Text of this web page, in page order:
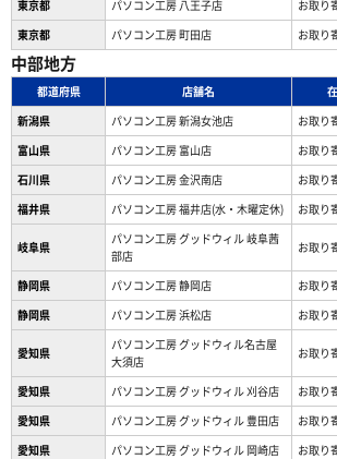
東京都
パソコン工房 八王子店 お取り
東京都
パソコン工房 町田店 お取り
中部地方
都道府県 店舗名
新潟県
パソコン工房 新潟女池店 お取り
富山県
パソコン工房 富山店 お取り
石川県
パソコン工房 金沢南店 お取り
福井県
パソコン工房 福井店(水・木曜定休) お取り
岐阜県
パソコン工房 グッドウィル 岐阜茜
部店
お取り
静岡県 パソコン工房 静岡店 お取り
静岡県
パソコン工房 浜松店 お取り
愛知県
パソコン工房 グッドウィル名古屋
大須店
お取り
愛知県 パソコン工房 グッドウィル 刈谷店 お取り
愛知県
パソコン工房 グッドウィル 豊田店 お取り
愛知県
パソコン工房 グッドウィル 岡崎店 お取り